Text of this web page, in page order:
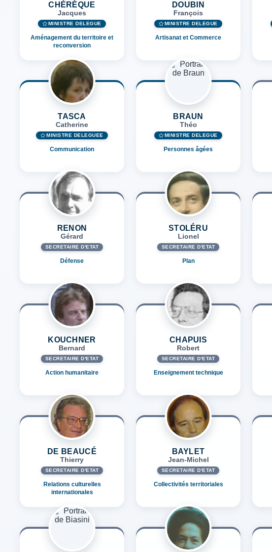
CHÉRÈQUE
Jacques
MINISTRE DÉLÉGUÉ
Aménagement du territoire et
reconversion
DOUBIN
François
MINISTRE DÉLÉGUÉ
Artisanat et Commerce
TASCA
Catherine
MINISTRE DÉLÉGUÉE
Communication
BRAUN
Théo
MINISTRE DÉLÉGUÉ
Personnes âgées
RENON
Gérard
SECRÉTAIRE D'ETAT
Défense
STOLÉRU
Lionel
SECRÉTAIRE D'ETAT
Plan
KOUCHNER
Bernard
SECRÉTAIRE D'ETAT
Action humanitaire
CHAPUIS
Robert
SECRÉTAIRE D'ETAT
Enseignement technique
DE BEAUCÉ
Thierry
SECRÉTAIRE D'ETAT
Relations culturelles
internationales
BAYLET
Jean-Michel
SECRÉTAIRE D'ETAT
Collectivités territoriales